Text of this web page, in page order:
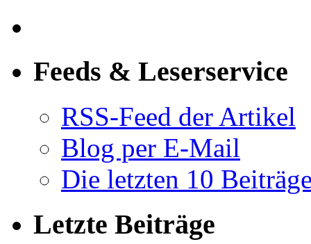
Feeds & Leserservice
RSS-Feed der Artikel
Blog per E-Mail
Die letzten 10
Letzte Beiträge